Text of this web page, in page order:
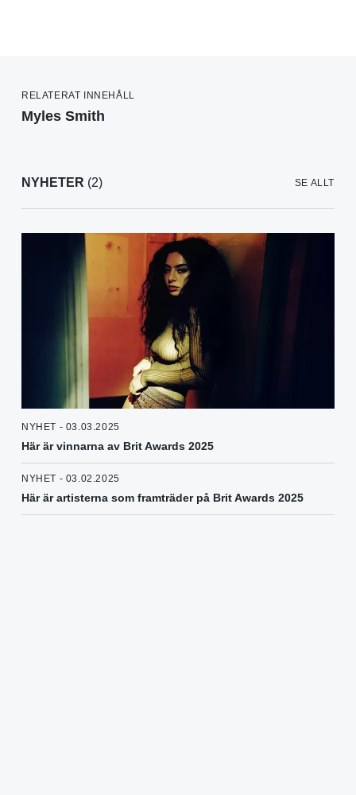
RELATERAT INNEHÅLL
Myles Smith
NYHETER (2) SE ALLT
NYHET - 03.03.2025
Här är vinnarna av Brit Awards 2025
NYHET - 03.02.2025
Här är artisterna som framträder på Brit Awards 2025